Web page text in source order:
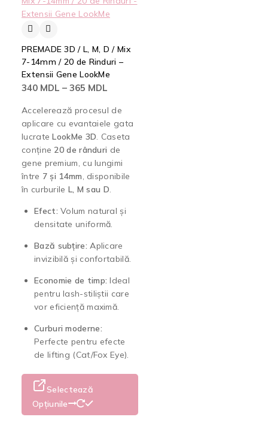
PREMADE 3D / L, M, D / Mix
7-14mm / 20 de Rinduri –
Extensii Gene LookMe
340 MDL – 365 MDL
Accelerează procesul de
aplicare cu evantaiele gata
lucrateLookMe 3D . Caseta
conține 20 de rânduri de
gene premium, cu lungimi
între 7 și 14mm , disponibile
în curburile L, M sau D
Efect: Volum natural și
densitate uniformă.
Bază subțire: Aplicare
invizibilă și confortabilă.
Economie de timp: Ideal
pentru lash-stiliștii care
vor eficiență maximă.
Curburi moderne:
Perfecte pentru efecte
de lifting (Cat/Fox Eye).
Selectează
Opțiunile